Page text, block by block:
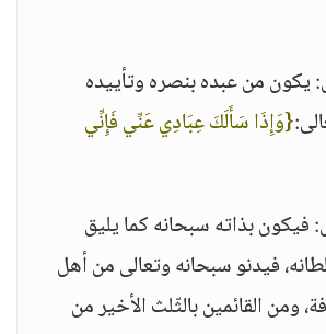
يكون من عبده بنصره وتأييده
{وَإِذَا سَأَلَكَ عِبَادِي عَنِّي فَإِنِّي
فيكون بذاته سبحانه كما يليق
فيدنو سبحانه وتعالى من أهل
ومن القائمين بالثّلث الأخير من